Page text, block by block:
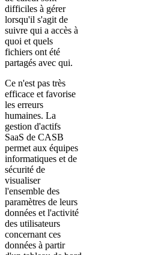
difficiles à gérer
lorsqu'il s'agit de
suivre qui a accès à
quoi et quels
fichiers ont été
partagés avec qui.
Ce n'est pas très
efficace et favorise
les erreurs
humaines. La
gestion d'actifs
SaaS de CASB
permet aux équipes
informatiques et de
sécurité de
visualiser
l'ensemble des
paramètres de leurs
données et l'activité
des utilisateurs
concernant ces
données à partir